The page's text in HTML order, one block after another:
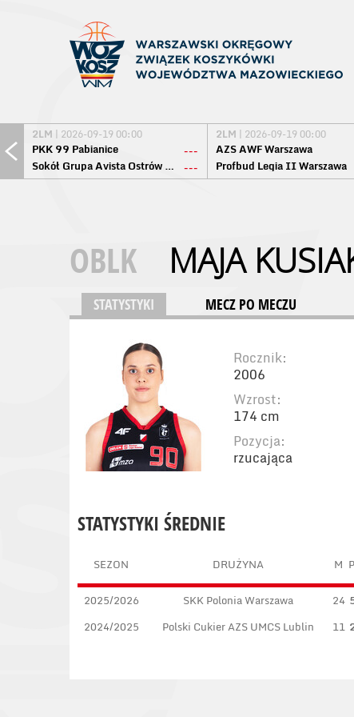
2LM | 2026-09-19 00:00
PKK 99 Pabianice
---
Sokół Grupa Avista Ostrów Maz. ---
2LM | 2026-09-19 00:00
AZS AWF Warszawa
Profbud Legia II Warszawa
OBLK MAJA
STATYSTYKI MECZ PO MECZU
Rocznik:
2006
Wzrost:
174 cm
Pozycja:
rzucająca
STATYSTYKI ŚREDNIE
SEZON DRUŻYNA M
2025/2026 SKK Polonia Warszawa 24
2024/2025
Polski Cukier AZS UMCS Lublin 11